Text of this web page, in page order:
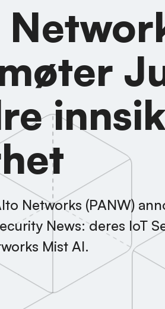
Networks (PANW)
News: deres IoT
Mist AI.